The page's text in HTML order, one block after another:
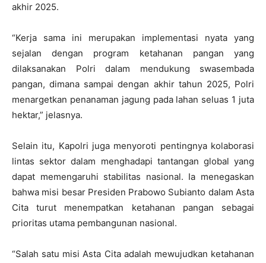
akhir 2025.
“Kerja sama ini merupakan implementasi nyata yang
sejalan dengan program ketahanan pangan yang
dilaksanakan Polri dalam mendukung swasembada
pangan, dimana sampai dengan akhir tahun 2025, Polri
menargetkan penanaman jagung pada lahan seluas 1 juta
hektar,” jelasnya.
Selain itu, Kapolri juga menyoroti pentingnya kolaborasi
lintas sektor dalam menghadapi tantangan global yang
dapat memengaruhi stabilitas nasional. Ia menegaskan
bahwa misi besar Presiden Prabowo Subianto dalam Asta
Cita turut menempatkan ketahanan pangan sebagai
prioritas utama pembangunan nasional.
“Salah satu misi Asta Cita adalah mewujudkan ketahanan